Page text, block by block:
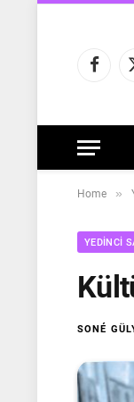
Home »
YEDINCI
SONÉ